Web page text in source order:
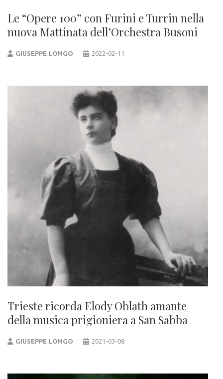
Le “Opere 100” con Furini e Turrin nella
nuova Mattinata dell’Orchestra Busoni
GIUSEPPE LONGO 2022-02-11
Trieste ricorda Elody Oblath amante
della musica prigioniera a San Sabba
GIUSEPPE LONGO 2021-03-08